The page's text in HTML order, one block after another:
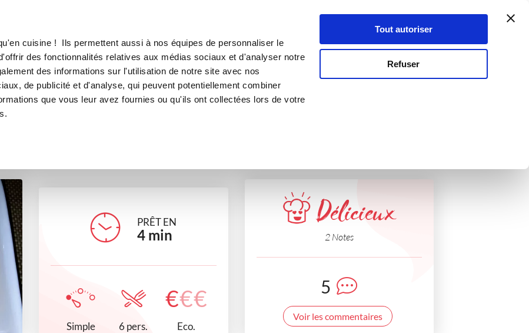
cuisine ! Ils permettent aussi à nos équipes de personnaliser le
des fonctionnalités relatives aux médias sociaux et d'analyser notre
des informations sur l'utilisation de notre site avec nos
de publicité et d'analyse, qui peuvent potentiellement combiner
que vous leur avez fournies ou qu'ils ont collectées lors de votre
Tout autoriser
Refuser
Se connecter
crème anglaise maudinette
desserts
PRÊT EN
4 min
Simple 6 pers.
€€€
Eco.
Délicieux
2 Notes
5
Voir les commentaires